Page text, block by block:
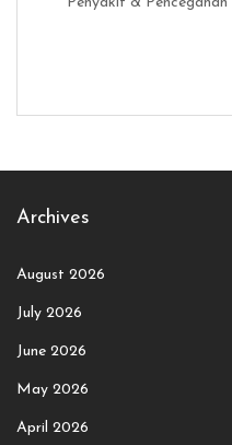
Archives
August 2026
July 2026
June 2026
May 2026
April 2026